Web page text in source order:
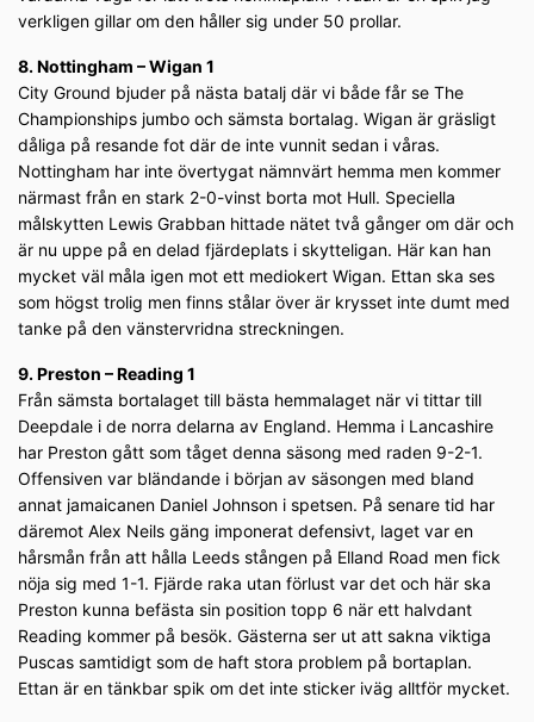
verkligen gillar om den håller sig under 50 prollar.
8. Nottingham – Wigan 1
City Ground bjuder på nästa batalj där vi både får se The
Championships jumbo och sämsta bortalag. Wigan är gräsligt
dåliga på resande fot där de inte vunnit sedan i våras.
Nottingham har inte övertygat nämnvärt hemma men kommer
närmast från en stark 2-0-vinst borta mot Hull. Speciella
målskytten Lewis Grabban hittade nätet två gånger om där och
är nu uppe på en delad fjärdeplats i skytteligan. Här kan han
mycket väl måla igen mot ett mediokert Wigan. Ettan ska ses
som högst trolig men finns stålar över är krysset inte dumt med
tanke på den vänstervridna streckningen.
9. Preston – Reading 1
Från sämsta bortalaget till bästa hemmalaget när vi tittar till
Deepdale i de norra delarna av England. Hemma i Lancashire
har Preston gått som tåget denna säsong med raden 9-2-1.
Offensiven var bländande i början av säsongen med bland
annat jamaicanen Daniel Johnson i spetsen. På senare tid har
däremot Alex Neils gäng imponerat defensivt, laget var en
hårsmån från att hålla Leeds stången på Elland Road men fick
nöja sig med 1-1. Fjärde raka utan förlust var det och här ska
Preston kunna befästa sin position topp 6 när ett halvdant
Reading kommer på besök. Gästerna ser ut att sakna viktiga
Puscas samtidigt som de haft stora problem på bortaplan.
Ettan är en tänkbar spik om det inte sticker iväg alltför mycket.